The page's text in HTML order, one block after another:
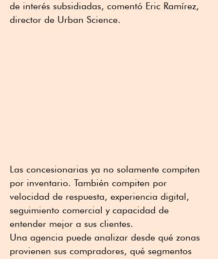
de interés subsidiadas, comentó Eric Ramírez,
director de Urban Science.
Las concesionarias ya no solamente compiten
por inventario. También compiten por
velocidad de respuesta, experiencia digital,
seguimiento comercial y capacidad de
entender mejor a sus clientes.
Una agencia puede analizar desde qué zonas
provienen sus compradores, qué segmentos